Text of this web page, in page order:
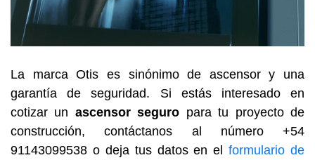
La marca Otis es sinónimo de ascensor y una
garantía de seguridad. Si estás interesado en
cotizar un ascensor seguro para tu proyecto de
construcción, contáctanos al número +54
91143099538 o deja tus datos en elformulario de